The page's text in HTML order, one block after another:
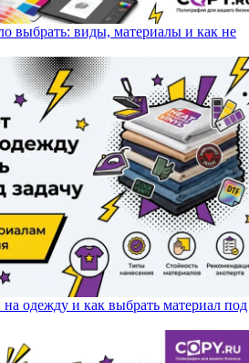
выбрать: виды, материалы и как не
одежду и как выбрать материал под